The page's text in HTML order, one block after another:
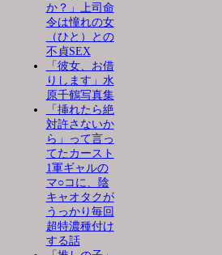
か？」上司命
令は憧れの女
（ひと）との
不貞SEX
「彼女、お借
りします」水
原千鶴写真集
「挿れたら絶
対許さないか
ら」って言っ
てたカースト
1軍ギャルの
マ○コに、陰
キャオタクが
うっかり毎回
超特濃種付け
する話